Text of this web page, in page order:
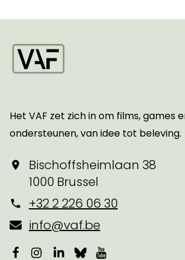
Het VAF zet zich in om films, games
ondersteunen, van idee tot beleving.
Bischoffsheimlaan 38
1000 Brussel
+32 2 226 06 30
info@vaf.be
Facebook
Instagram
LinkedIn
Bluesky